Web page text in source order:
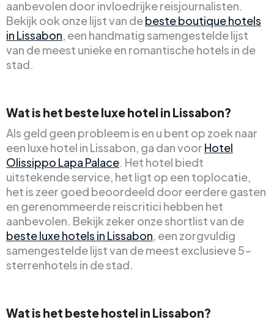
aanbevolen door invloedrijke reisjournalisten.
Bekijk ook onze lijst van debeste boutique hotels
in Lissabon , een handmatig samengestelde lijst
van de meest unieke en romantische hotels in de
stad.
Wat is het beste luxe hotel in Lissabon?
Als geld geen probleem is en u bent op zoek naar
een luxe hotel in Lissabon, ga dan voor Hotel
Olissippo Lapa Palace . Het hotel biedt
uitstekende service, het ligt op een toplocatie,
het is zeer goed beoordeeld door eerdere gasten
en gerenommeerde reiscritici hebben het
aanbevolen. Bekijk zeker onze shortlist van de
beste luxe hotels in Lissabon , een zorgvuldig
samengestelde lijst van de meest exclusieve 5-
sterrenhotels in de stad.
Wat is het beste hostel in Lissabon?